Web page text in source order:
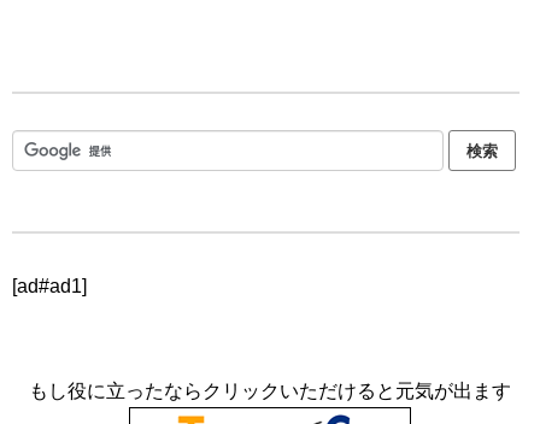
[ad#ad1]
もし役に立ったならクリックいただけると元気が出ます